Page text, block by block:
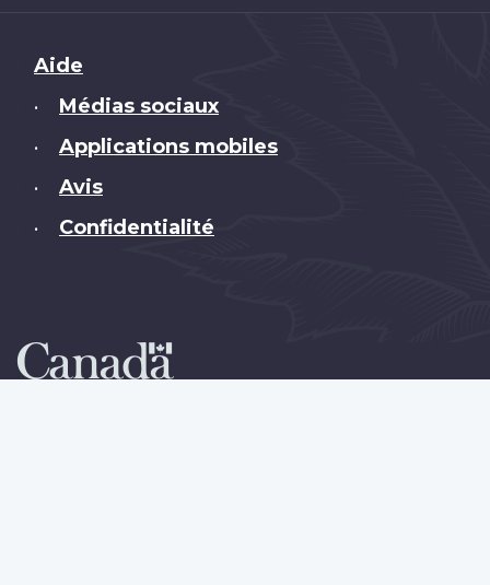
Brand
Aide
• Médias sociaux
• Applications mobiles
• Avis
• Confidentialité